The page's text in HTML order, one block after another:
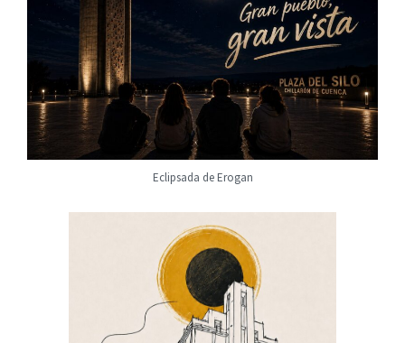
Eclipsada de Erogan